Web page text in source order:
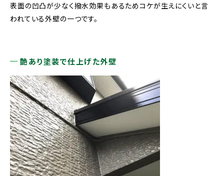
表面の凹凸が少なく撥水効果もあるためコケが生えにくいと言
われている外壁の一つです。
艶あり塗装で仕上げた外壁